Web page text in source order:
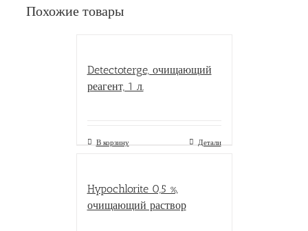
Похожие товары
Detectoterge, очищающий
реагент, 1 л.
В корзину Детали
Hypochlorite 0,5 %,
очищающий раствор